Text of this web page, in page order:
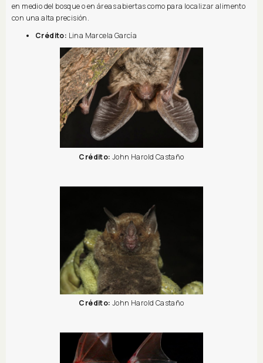
en medio del bosque o en áreas abiertas como para localizar alimento
con una alta precisión.
Crédito: Lina Marcela García
Crédito: John Harold Castaño
Crédito: John Harold Castaño